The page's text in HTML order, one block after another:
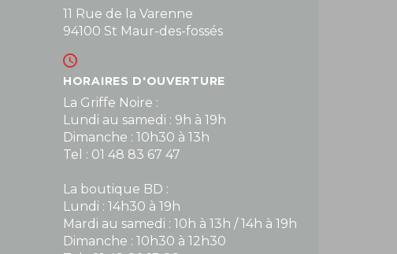
11 Rue de la Varenne
94100 St Maur-des-fossés
HORAIRES D'OUVERTURE
La Griffe Noire :
Lundi au samedi : 9h à 19h
Dimanche : 10h30 à 13h
Tel : 01 48 83 67 47
La boutique BD :
Lundi : 14h30 à 19h
Mardi au samedi : 10h à 13h / 14h à 19h
Dimanche : 10h30 à 12h30